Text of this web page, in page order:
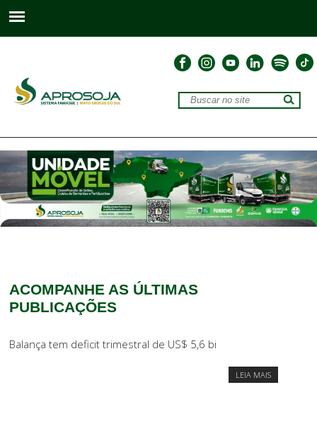
ACOMPANHE AS ÚLTIMAS
PUBLICAÇÕES
Balança tem deficit trimestral de US$ 5,6 bi
LEIA MAIS